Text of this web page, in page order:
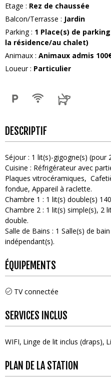
Etage : Rez de chaussée
Balcon/Terrasse : Jardin
Parking: 1 Place(s) de
la résidence/au chalet)
Animaux : Animaux admis
Loueur: Particulier
DESCRIPTIF
Séjour: 1 lit(s)-gigogne(s) (pour
Cuisine : Réfrigérateur avec
Plaques vitrocéramiques
fondue Appareil à raclette
Chambre 1 : 1 lit(s) double(s)
Chambre 2 : 1 lit(s) simple(s) 2
double
Salle de Bains : 1 Salle(s) de
indépendant(s)
ÉQUIPEMENTS
TV connectée
SERVICES INCLUS
WIFI Linge de lit inclus (draps)
PLAN DE LA STATION